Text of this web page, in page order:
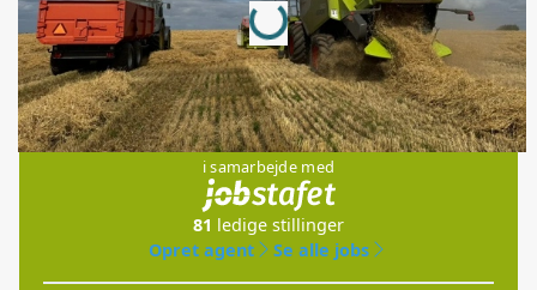
Loading...
Jobs
i samarbejde med
81 ledige stillinger
Opret agent
Se alle jobs